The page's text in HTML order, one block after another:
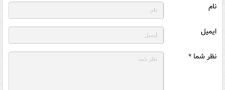
نام
ایمیل
نظر شما *